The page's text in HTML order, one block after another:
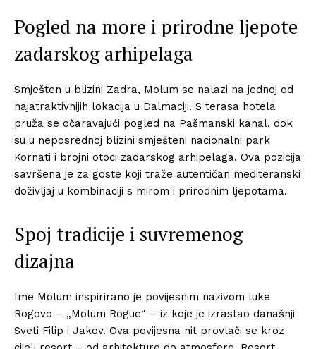
Pogled na more i prirodne ljepote
zadarskog arhipelaga
Smješten u blizini Zadra, Molum se nalazi na jednoj od
najatraktivnijih lokacija u Dalmaciji. S terasa hotela
pruža se očaravajući pogled na Pašmanski kanal, dok
su u neposrednoj blizini smješteni nacionalni park
Kornati i brojni otoci zadarskog arhipelaga. Ova pozicija
savršena je za goste koji traže autentičan mediteranski
doživljaj u kombinaciji s mirom i prirodnim ljepotama.
Spoj tradicije i suvremenog
dizajna
Ime Molum inspirirano je povijesnim nazivom luke
Rogovo – „Molum Rogue“ – iz koje je izrastao današnji
Sveti Filip i Jakov. Ova povijesna nit provlači se kroz